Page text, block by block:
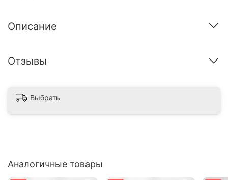
Описание
Отзывы
Выбрать
Аналогичные товары